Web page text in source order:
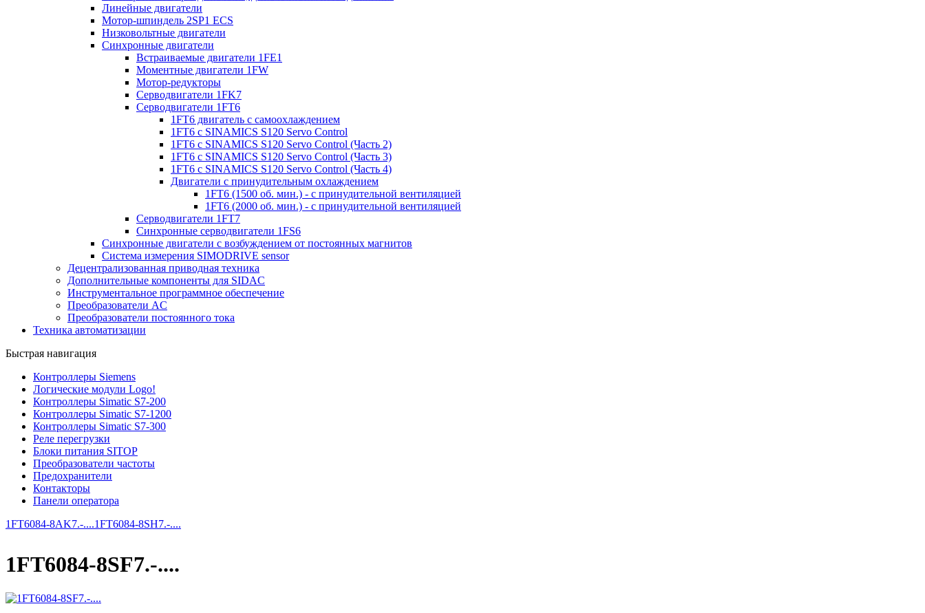
Линейные двигатели
Мотор-шпиндель 2SP1 ECS
Низковольтные двигатели
Синхронные двигатели
Встраиваемые двигатели 1FE1
Моментные двигатели 1FW
Мотор-редукторы
Серводвигатели 1FK7
Серводвигатели 1FT6
1FT6 двигатель с самоохлаждением
1FT6 с SINAMICS S120 Servo Control
1FT6 с SINAMICS S120 Servo Control (Часть 2)
1FT6 с SINAMICS S120 Servo Control (Часть 3)
1FT6 с SINAMICS S120 Servo Control (Часть 4)
Двигатели с принудительным охлаждением
1FT6 (1500 об. мин.) - с принудительной вентиляцией
1FT6 (2000 об. мин.) - с принудительной вентиляцией
Серводвигатели 1FT7
Синхронные серводвигатели 1FS6
Синхронные двигатели с возбуждением от постоянных магнитов
Система измерения SIMODRIVE sensor
Децентрализованная приводная техника
Дополнительные компоненты для SIDAC
Инструментальное программное обеспечение
Преобразователи AC
Преобразователи постоянного тока
Техника автоматизации
Быстрая навигация
Контроллеры Siemens
Логические модули Logo!
Контроллеры Simatic S7-200
Контроллеры Simatic S7-1200
Контроллеры Simatic S7-300
Реле перегрузки
Блоки питания SITOP
Преобразователи частоты
Предохранители
Контакторы
Панели оператора
1FT6084-8AK7.-....1FT6084-8SH7.-....
1FT6084-8SF7.-....